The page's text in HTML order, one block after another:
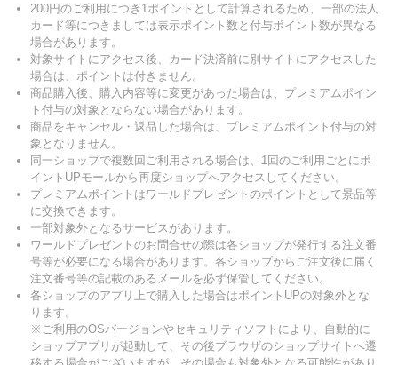
200円のご利用につき1ポイントとして計算されるため、一部の法人
カード等につきましては表示ポイント数と付与ポイント数が異なる
場合があります。
対象サイトにアクセス後、カード決済前に別サイトにアクセスした
場合は、ポイントは付きません。
商品購入後、購入内容等に変更があった場合は、プレミアムポイン
ト付与の対象とならない場合があります。
商品をキャンセル・返品した場合は、プレミアムポイント付与の対
象となりません。
同一ショップで複数回ご利用される場合は、1回のご利用ごとにポ
イントUPモールから再度ショップへアクセスしてください。
プレミアムポイントはワールドプレゼントのポイントとして景品等
に交換できます。
一部対象外となるサービスがあります。
ワールドプレゼントのお問合せの際は各ショップが発行する注文番
号等が必要になる場合があります。各ショップからご注文後に届く
注文番号等の記載のあるメールを必ず保管してください。
各ショップのアプリ上で購入した場合はポイントUPの対象外とな
ります。
※ご利用のOSバージョンやセキュリティソフトにより、自動的に
ショップアプリが起動して、その後ブラウザのショップサイトへ遷